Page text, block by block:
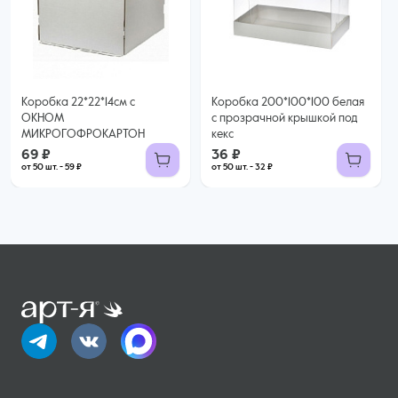
Коробка 22*22*14см с
ОКНОМ
МИКРОГОФРОКАРТОН
69 ₽
от 50 шт. - 59 ₽
59 ₽ за шт. при заказе от 50 шт.
Купить оптом
Коробка 200*100*100 белая
с прозрачной крышкой под
кекс
36 ₽
от 50 шт. - 32 ₽
36 ₽
32 ₽ за шт. при заказе от 50 шт.
Купить оптом